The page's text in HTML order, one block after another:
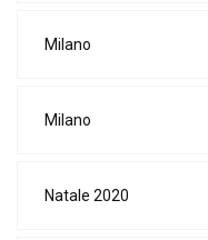
Milano
Milano
Natale 2020